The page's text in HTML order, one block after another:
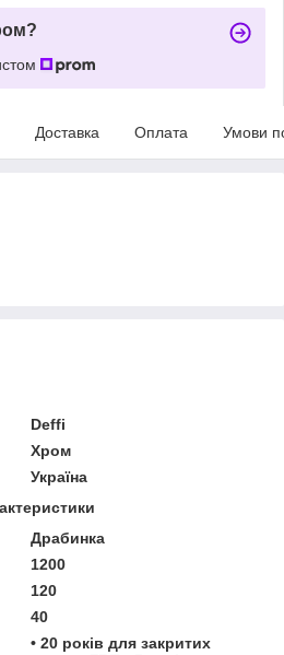
Доставка Оплата Умови
Deffi
Хром
Україна
Драбинка
1200
120
40
• 20 років для закритих